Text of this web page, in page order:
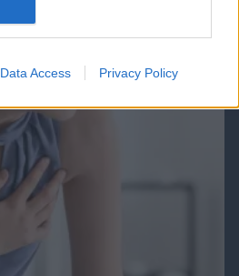
Data Access Privacy Policy